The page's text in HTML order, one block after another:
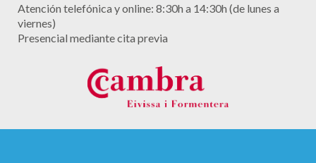
Atención telefónica y online: 8:30h a 14:30h (de lunes a
viernes)
Presencial mediante cita previa